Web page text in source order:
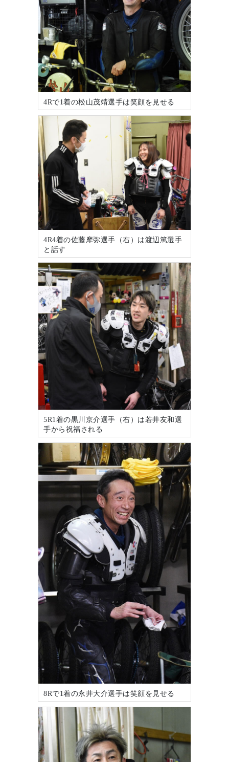
4Rで1着の松山茂靖選手は笑顔を見せる
4R4着の佐藤摩弥選手（右）は渡辺篤選手
と話す
5R1着の黒川京介選手（右）は若井友和選
手から祝福される
8Rで1着の永井大介選手は笑顔を見せる